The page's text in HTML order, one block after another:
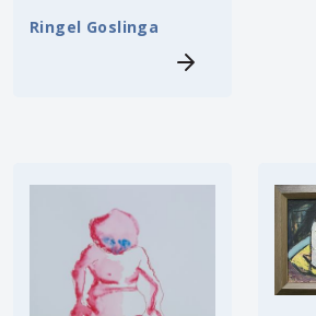
Ringel Goslinga